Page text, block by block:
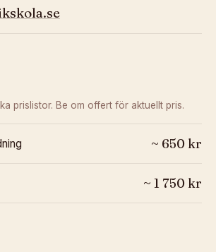
prislistor. Be om offert för aktuellt pris.
~ 650 kr
~ 1 750 kr